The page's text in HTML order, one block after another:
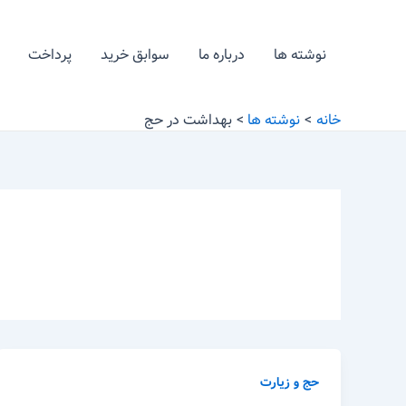
نوشته ها درباره ما سوابق خرید پرداخت
خانه نوشته ها بهداشت در حج
حج و زیارت